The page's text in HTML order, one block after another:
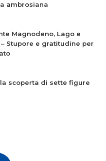
ambrosiana
Magnodeno, Lago e
Stupore e gratitudine per
scoperta di sette figure